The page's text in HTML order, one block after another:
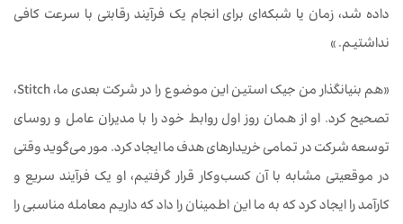
داده شد، زمان یا شبکه‌ای برای انجام یک فرآیند رقابتی با سرعت کافی
نداشتیم. »
«هم بنیانگذار من جیک استین این موضوع را در شرکت بعدی ما، Stitch،
تصحیح کرد. او از همان روز اول روابط خود را با مدیران عامل و روسای
توسعه شرکت در تمامی خریدارهای هدف ما ایجاد کرد. مور می‌گوید وقتی
در موقعیتی مشابه با آن کسب‌وکار قرار گرفتیم، او یک فرآیند سریع و
کارآمد را ایجاد کرد که به ما این اطمینان را داد که داریم معامله مناسبی را